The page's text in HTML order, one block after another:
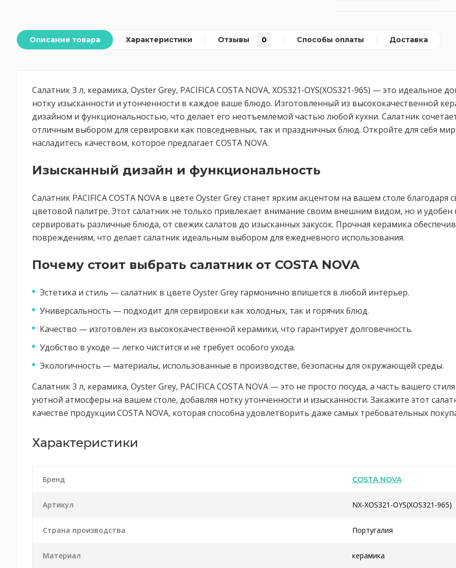
Описание товара Характеристики Отзывы 0 Способы оплаты Доставка
Салатник 3 л, керамика, Oyster Grey, PACIFICA COSTA NOVA, XOS321-OYS(XOS321-965) — это идеальное
нотку изысканности и утонченности в каждое ваше блюдо. Изготовленный из высококачественной
дизайном и функциональностью, что делает его неотъемлемой частью любой кухни. Салатник
отличным выбором для сервировки как повседневных, так и праздничных блюд. Откройте для себя
насладитесь качеством, которое предлагает COSTA NOVA.
Изысканный дизайн и функциональность
Салатник PACIFICA COSTA NOVA в цвете Oyster Grey станет ярким акцентом на вашем столе
цветовой палитре. Этот салатник не только привлекает внимание своим внешним видом, но и удобен
сервировать различные блюда, от свежих салатов до изысканных закусок. Прочная керамика
повреждениям, что делает салатник идеальным выбором для ежедневного использования.
Почему стоит выбрать салатник от COSTA NOVA
Эстетика и стиль — салатник в цвете Oyster Grey гармонично впишется в любой интерьер.
Универсальность — подходит для сервировки как холодных, так и горячих блюд.
Качество — изготовлен из высококачественной керамики, что гарантирует долговечность.
Удобство в уходе — легко чистится и не требует особого ухода.
Экологичность — материалы, использованные в производстве, безопасны для окружающей среды.
Салатник 3 л, керамика, Oyster Grey, PACIFICA COSTA NOVA — это не просто посуда, а часть вашего
уютной атмосферы на вашем столе, добавляя нотку утонченности и изысканности. Закажите этот
качестве продукции COSTA NOVA, которая способна удовлетворить даже самых требовательных
Характеристики
Бренд COSTA NOVA
Артикул NX-XOS321-OYS(XOS321-965)
Страна производства Португалия
Материал керамика